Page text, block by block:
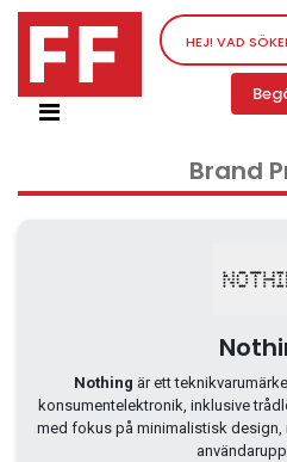
Nätverksutrustning
Service, supportprogram
Ljud/video och multimedia
Skärmar och Projektorer
Olika produkter
Servrar och
Brand
Nothing är ett
konsumentelektronik, inklusive
med fokus på minimalistisk